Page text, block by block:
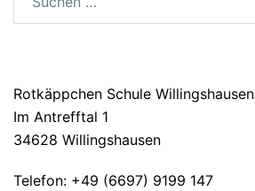
Rotkäppchen Schule Willingshausen
Im Antrefftal 1
34628 Willingshausen
Telefon: +49 (6697) 9199 147